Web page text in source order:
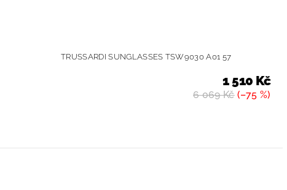
TRUSSARDI SUNGLASSES TSW9030 A01 57
6 069 Kč(–75 %)
1 510 Kč